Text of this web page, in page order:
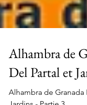
Alhambra de